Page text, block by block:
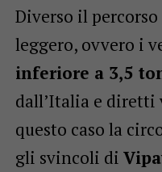
Diverso il
leggero, ovvero i
inferiore a 3,5
dall’Italia e diretti
questo caso la
gli svincoli di